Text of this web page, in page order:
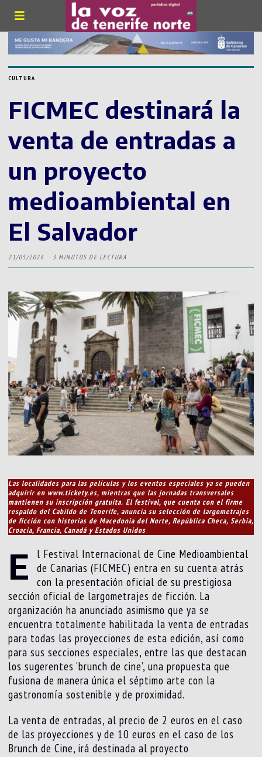
CULTURA
FICMEC destinará la
venta de entradas a
un proyecto
medioambiental en
El Salvador
21/05/2026 3 MINUTOS DE LECTURA
Las localidades para las películas y los eventos especiales ya se pueden
adquirir en www.tickety.es, mientras que las jornadas transversales
mantienen su inscripción gratuita. El festival, que cuenta con el firme
respaldo del Cabildo de Tenerife, anuncia su selección de largometrajes
de ficción con historias de Macedonia del Norte, República Checa, Serbia,
Croacia, Francia, Canadá y Estados Unidos
E
l Festival Internacional de Cine Medioambiental
de Canarias (FICMEC) entra en su cuenta atrás
con la presentación oficial de su prestigiosa
sección oficial de largometrajes de ficción. La
organización ha anunciado asimismo que ya se
encuentra totalmente habilitada la venta de entradas
para todas las proyecciones de esta edición, así como
para sus secciones especiales, entre las que destacan
los sugerentes ‘brunch de cine’, una propuesta que
fusiona de manera única el séptimo arte con la
gastronomía sostenible y de proximidad.
La venta de entradas, al precio de 2 euros en el caso
de las proyecciones y de 10 euros en el caso de los
Brunch de Cine, irá destinada al proyecto